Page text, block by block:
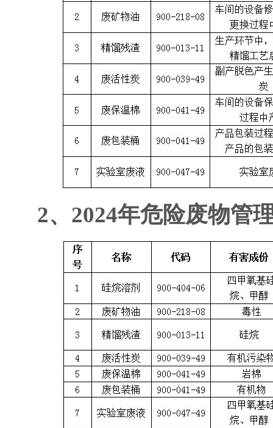
2、2024年危险废物管